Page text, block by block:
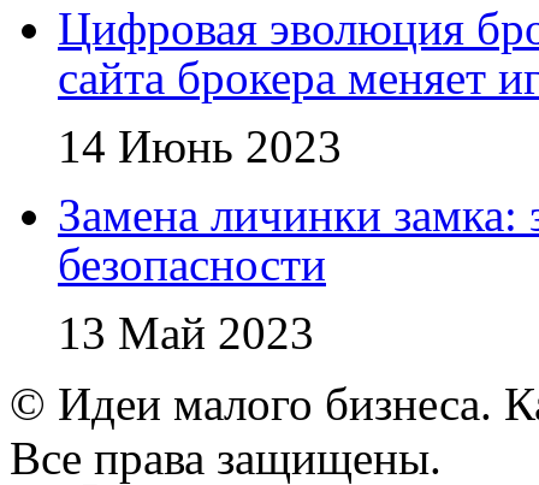
Цифровая эволюция
сайта брокера меняет
14 Июнь 2023
Замена личинки замка:
безопасности
13 Май 2023
© Идеи малого бизнеса.
Все права защищены.